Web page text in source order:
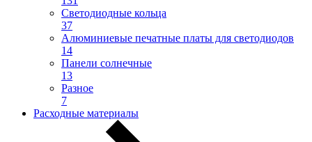
Светодиодные кольца
37
Алюминиевые печатные платы для светодиодов
14
Панели солнечные
13
Разное
7
Расходные материалы